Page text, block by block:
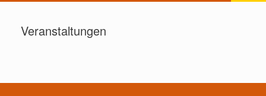
Veranstaltungen